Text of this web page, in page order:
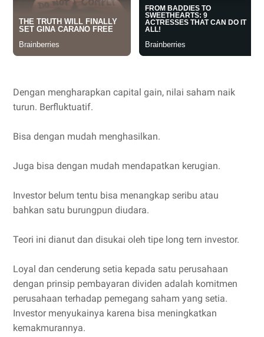
Dengan mengharapkan capital gain, nilai saham naik
turun. Berfluktuatif.
Bisa dengan mudah menghasilkan.
Juga bisa dengan mudah mendapatkan kerugian.
Investor belum tentu bisa menangkap seribu atau
bahkan satu burungpun diudara.
Teori ini dianut dan disukai oleh tipe long tern investor.
Loyal dan cenderung setia kepada satu perusahaan
dengan prinsip pembayaran dividen adalah komitmen
perusahaan terhadap pemegang saham yang setia.
Investor menyukainya karena bisa meningkatkan
kemakmurannya.